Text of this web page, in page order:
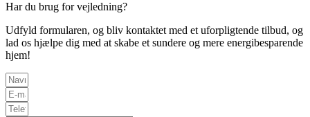
Har du brug for vejledning?
Udfyld formularen, og bliv kontaktet med et uforpligtende tilbud, og
lad os hjælpe dig med at skabe et sundere og mere energibesparende
hjem!